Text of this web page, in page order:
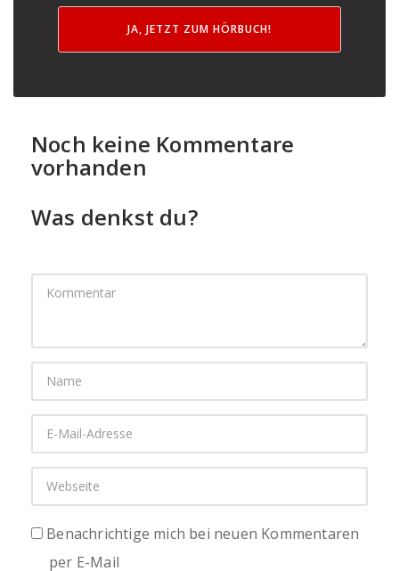
JA, JETZT ZUM HÖRBUCH!
Noch keine Kommentare
vorhanden
Was denkst du?
Benachrichtige mich bei neuen Kommentaren
per E-Mail